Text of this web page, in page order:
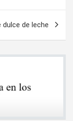
de leche